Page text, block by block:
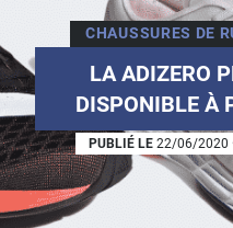
CHAUSSURES DE
LA ADIZERO
DISPONIBLE À
PUBLIÉ LE 22/06/2020